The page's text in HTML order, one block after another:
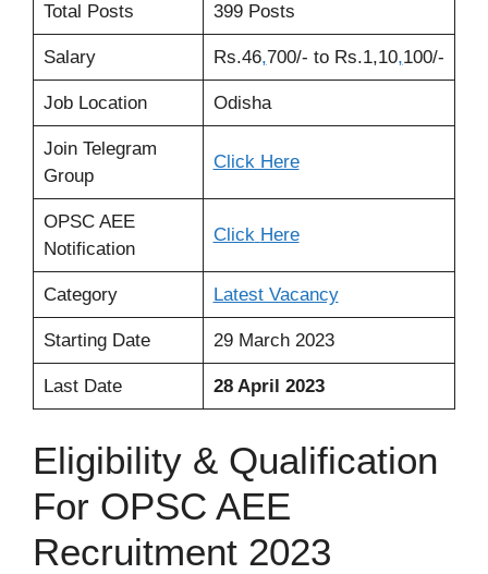
Total Posts 399 Posts
Salary Rs.46,700/- to Rs.1,10,100/-
Job Location Odisha
Join Telegram
Group
Click Here
OPSC AEE
Notification
Click Here
Category Latest Vacancy
Starting Date 29 March 2023
Last Date 28 April 2023
Eligibility & Qualification
For OPSC AEE
Recruitment 2023